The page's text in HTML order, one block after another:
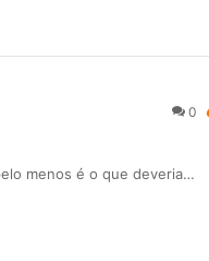
0
menos é o que deveria…